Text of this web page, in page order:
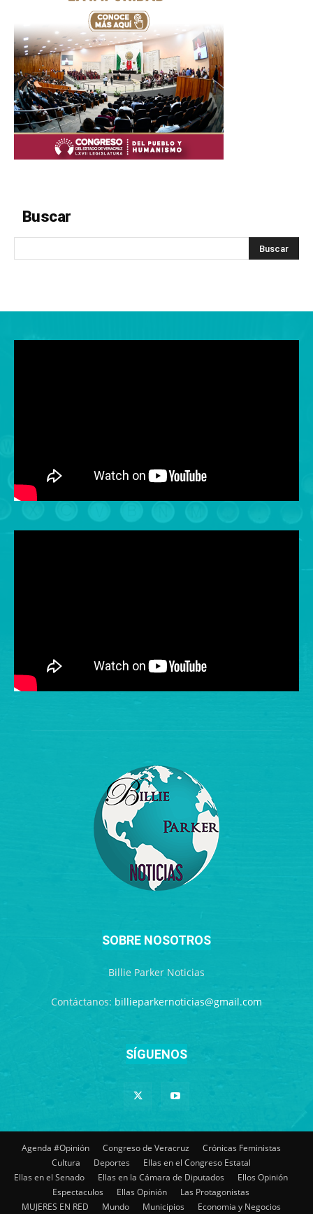
Buscar
SOBRE NOSOTROS
Billie Parker Noticias
Contáctanos: billieparkernoticias@gmail.com
SÍGUENOS
Agenda #Opinión Congreso de Veracruz
Crónicas Feministas
Cultura
Deportes
Ellas en el Congreso Estatal
Ellas en el Senado
Ellas en la Cámara de Diputados
Ellos Opinión
Espectaculos
Ellas Opinión
Las Protagonistas
MUJERES EN RED
Mundo Municipios Economia y Negocios